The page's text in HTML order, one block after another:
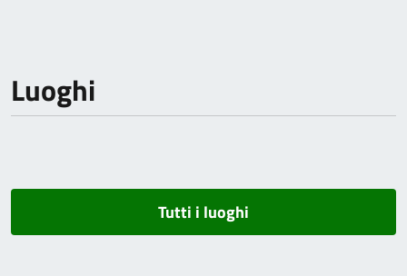
Luoghi
Tutti i luoghi